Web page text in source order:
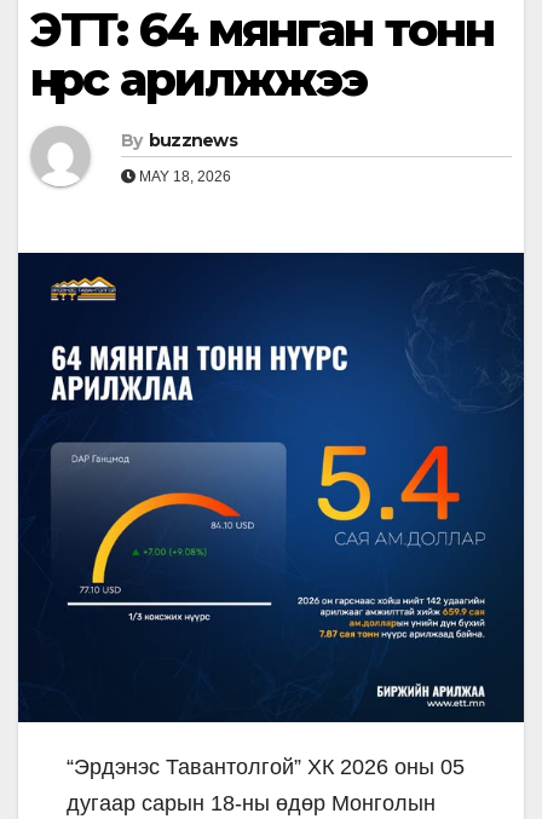
ЭТТ: 64 мянган тонн
нүүрс арилжжээ
By buzznews
MAY 18, 2026
“Эрдэнэс Тавантолгой” ХК 2026 оны 05
дугаар сарын 18-ны өдөр Монголын